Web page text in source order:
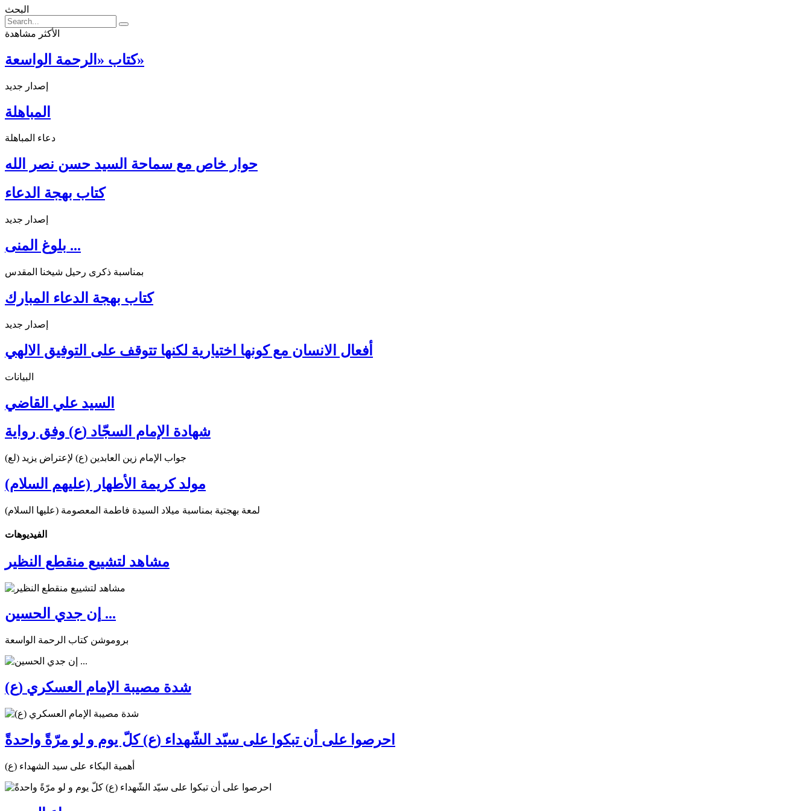
البحث
الأكثر مشاهدة
كتاب «الرحمة الواسعة»
إصدار جديد
المباهلة
دعاء المباهلة
حوار خاص مع سماحة السيد حسن نصر الله
كتاب بهجة الدعاء
إصدار جديد
بلوغ المنى ...
بمناسبة ذكرى رحيل شيخنا المقدس
كتاب بهجة الدعاء المبارك
إصدار جديد
أفعال الانسان مع كونها اختيارية لكنها تتوقف على التوفيق الالهي
البيانات
السيد علي القاضي
شهادة الإمام السجّاد (ع) وفق رواية
جواب الإمام زين العابدين (ع) لإعتراض يزيد (لع)
مولد كريمة الأطهار (عليهم السلام)
لمعة بهجتية بمناسبة ميلاد السيدة فاطمة المعصومة (عليها السلام)
الفیدیوهات
مشاهد لتشييع منقطع النظير
إن جدي الحسين ...
بروموشن كتاب الرحمة الواسعة
شدة مصيبة الإمام العسكري (ع)
احرصوا على أن تبكوا على سيّد الشّهداء (ع) كلّ يوم و لو مرّةً واحدةً
أهمية البكاء على سيد الشهداء (ع)